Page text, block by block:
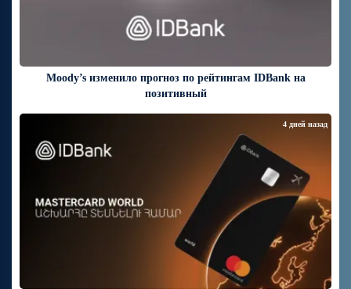
Moody’s изменило прогноз по рейтингам IDBank на
позитивный
4 дней назад